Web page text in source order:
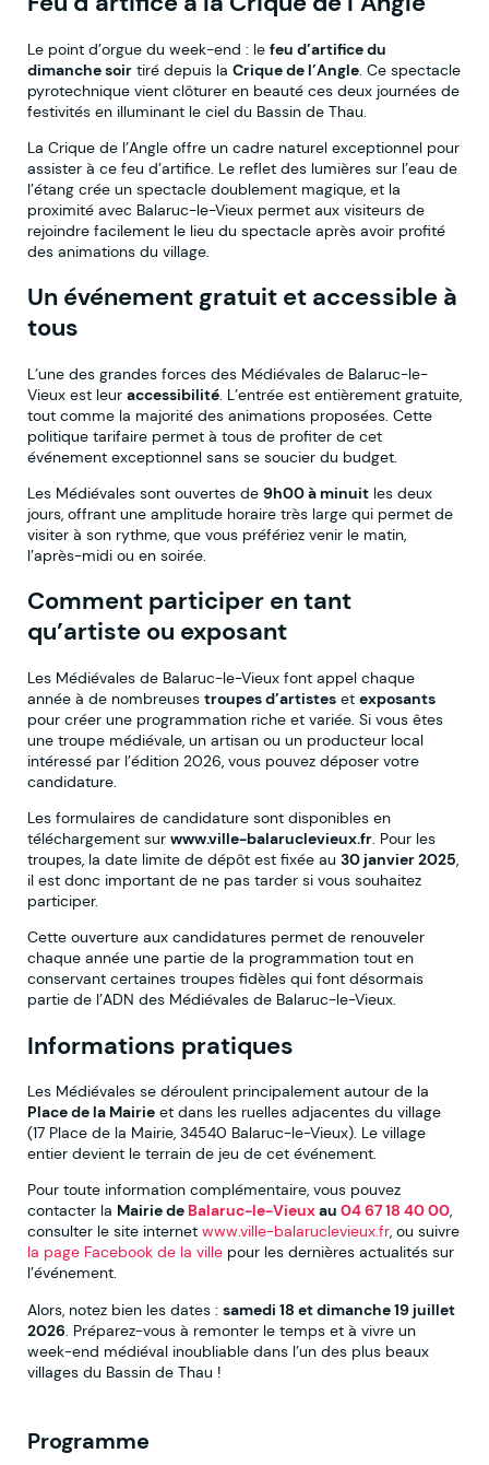
Le point d’orgue du week-end : le feu d’artifice du
dimanche soir tiré depuis la Crique de l’Angle. Ce spectacle
pyrotechnique vient clôturer en beauté ces deux journées de
festivités en illuminant le ciel du Bassin de Thau.
La Crique de l’Angle offre un cadre naturel exceptionnel pour
assister à ce feu d’artifice. Le reflet des lumières sur l’eau de
l’étang crée un spectacle doublement magique, et la
proximité avec Balaruc-le-Vieux permet aux visiteurs de
rejoindre facilement le lieu du spectacle après avoir profité
des animations du village.
Un événement gratuit et accessible à
tous
L’une des grandes forces des Médiévales de Balaruc-le-
Vieux est leur accessibilité. L’entrée est entièrement gratuite,
tout comme la majorité des animations proposées. Cette
politique tarifaire permet à tous de profiter de cet
événement exceptionnel sans se soucier du budget.
Les Médiévales sont ouvertes de 9h00 à minuit les deux
jours, offrant une amplitude horaire très large qui permet de
visiter à son rythme, que vous préfériez venir le matin,
l’après-midi ou en soirée.
Comment participer en tant
qu’artiste ou exposant
Les Médiévales de Balaruc-le-Vieux font appel chaque
année à de nombreuses troupes d’artistes et exposants
pour créer une programmation riche et variée. Si vous êtes
une troupe médiévale, un artisan ou un producteur local
intéressé par l’édition 2026, vous pouvez déposer votre
candidature.
Les formulaires de candidature sont disponibles en
téléchargement sur www.ville-balaruclevieux.fr. Pour les
troupes, la date limite de dépôt est fixée au 30 janvier 2025,
il est donc important de ne pas tarder si vous souhaitez
participer.
Cette ouverture aux candidatures permet de renouveler
chaque année une partie de la programmation tout en
conservant certaines troupes fidèles qui font désormais
partie de l’ADN des Médiévales de Balaruc-le-Vieux.
Informations pratiques
Les Médiévales se déroulent principalement autour de la
Place de la Mairie et dans les ruelles adjacentes du village
(17 Place de la Mairie, 34540 Balaruc-le-Vieux). Le village
entier devient le terrain de jeu de cet événement.
Pour toute information complémentaire, vous pouvez
contacter la Mairie de Balaruc-le-Vieuxau 04 67 18 40 00,
consulter le site internet www.ville-balaruclevieux.fr, ou suivre
la page Facebook de la ville pour les dernières actualités sur
l’événement.
Alors, notez bien les dates : samedi 18 et dimanche 19 juillet
2026 . Préparez-vous à remonter le temps et à vivre un
week-end médiéval inoubliable dans l’un des plus beaux
villages du Bassin de Thau !
Programme